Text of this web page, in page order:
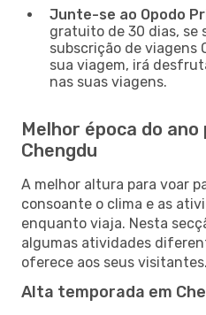
Junte-se ao Opodo
gratuito de 30 dias, se
subscrição de viagens
sua viagem, irá
nas suas viagens.
Melhor época do
Chengdu
A melhor altura para voar
consoante o clima e as
enquanto viaja. Nesta
algumas atividades
oferece aos seus visitantes.
Alta temporada em